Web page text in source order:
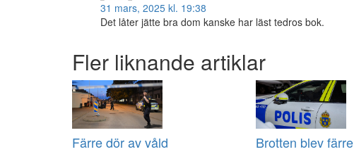
31 mars, 2025 kl. 19:38
Det låter jätte bra dom kanske har läst tedros bok.
Fler liknande artiklar
Färre dör av våld Brotten blev färre